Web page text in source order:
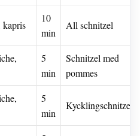
kapris
10
min
All schnitzel
5
min
Schnitzel med
pommes
5
min
Kycklingschnitzel